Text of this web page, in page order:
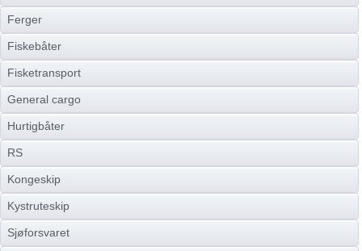
Ferger
Fiskebåter
Fisketransport
General cargo
Hurtigbåter
RS
Kongeskip
Kystruteskip
Sjøforsvaret